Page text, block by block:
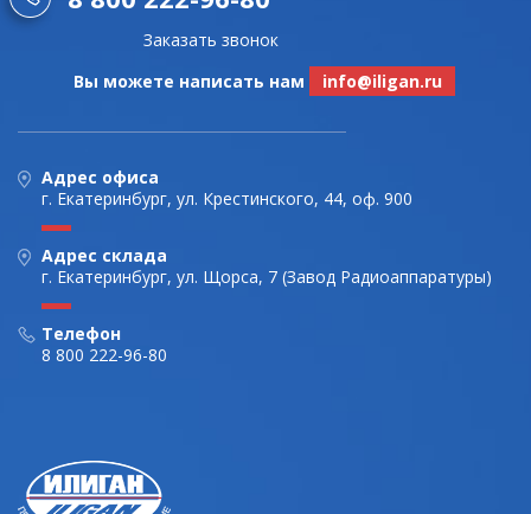
Заказать звонок
Вы можете написать нам
info@iligan.ru
Адрес офиса
г. Екатеринбург, ул. Крестинского, 44, оф. 900
Адрес склада
г. Екатеринбург, ул. Щорса, 7 (Завод Радиоаппаратуры)
Телефон
8 800 222-96-80